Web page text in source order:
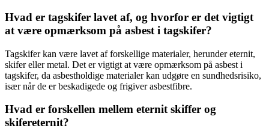
Hvad er tagskifer lavet af, og hvorfor er det vigtigt
at være opmærksom på asbest i tagskifer?
Tagskifer kan være lavet af forskellige materialer, herunder eternit,
skifer eller metal. Det er vigtigt at være opmærksom på asbest i
tagskifer, da asbestholdige materialer kan udgøre en sundhedsrisiko,
især når de er beskadigede og frigiver asbestfibre.
Hvad er forskellen mellem eternit skiffer og
skifereternit?